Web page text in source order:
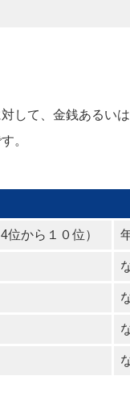
して、金銭あるい
。
から１０位）